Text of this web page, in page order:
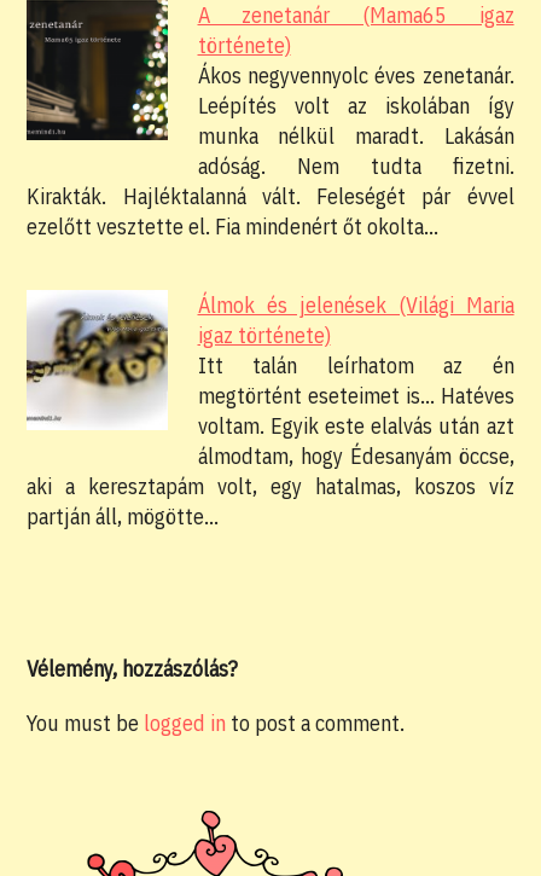
A zenetanár (Mama65 igaz
története)
Ákos negyvennyolc éves zenetanár.
Leépítés volt az iskolában így
munka nélkül maradt. Lakásán
adóság. Nem tudta fizetni.
Kirakták. Hajléktalanná vált. Feleségét pár évvel
ezelőtt vesztette el. Fia mindenért őt okolta…
Álmok és jelenések (Világi Maria
igaz története)
Itt talán leírhatom az én
megtörtént eseteimet is... Hatéves
voltam. Egyik este elalvás után azt
álmodtam, hogy Édesanyám öccse,
aki a keresztapám volt, egy hatalmas, koszos víz
partján áll, mögötte…
Vélemény, hozzászólás?
You must be logged in to post a comment.